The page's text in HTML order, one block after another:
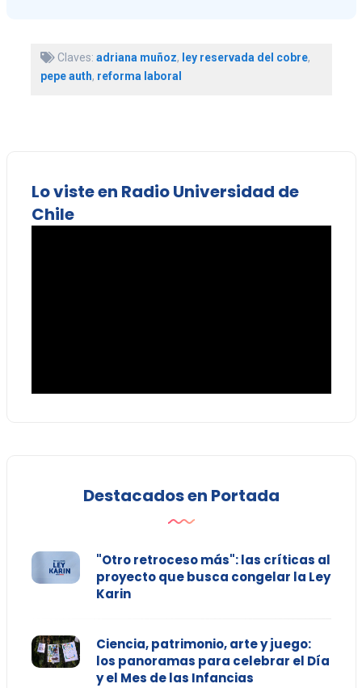
Claves: adriana muñoz, ley reservada del cobre,
pepe auth, reforma laboral
Lo viste en Radio Universidad de
Chile
Destacados en Portada
"Otro retroceso más": las críticas al
proyecto que busca congelar la Ley
Karin
Ciencia, patrimonio, arte y juego:
los panoramas para celebrar el Día
y el Mes de las Infancias